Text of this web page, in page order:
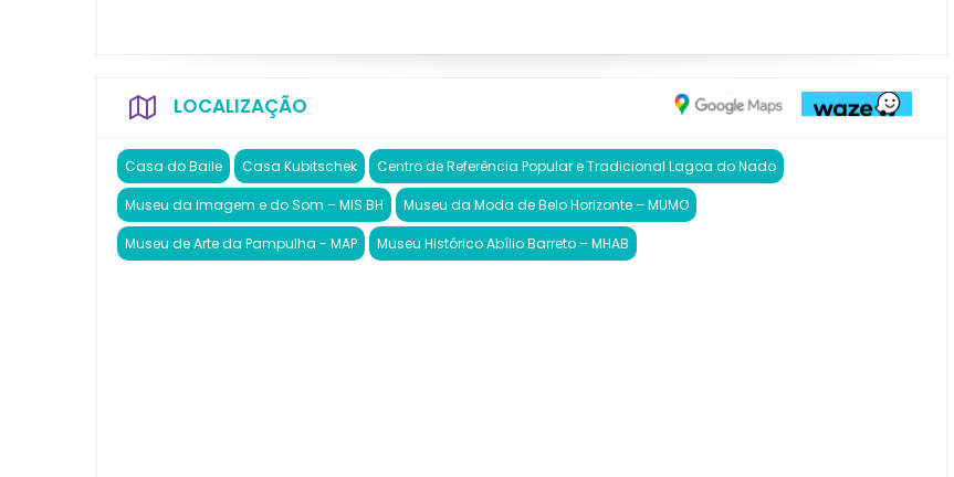
LOCALIZAÇÃO
Casa do Baile Casa Kubitschek Centro de Referência Popular e Tradicional Lagoa do Nado
Museu da Imagem e do Som – MIS BH Museu da Moda de Belo Horizonte – MUMO
Museu de Arte da Pampulha - MAP Museu Histórico Abílio Barreto – MHAB